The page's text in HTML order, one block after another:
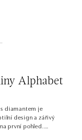
Alphabet
diamantem je
design a zářivý
první pohled.